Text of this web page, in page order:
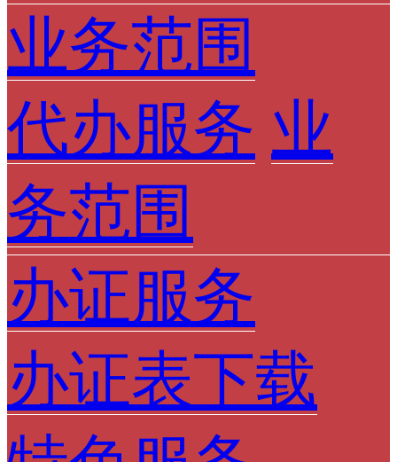
业务范围
代办服务 业
务范围
办证服务
办证表下载